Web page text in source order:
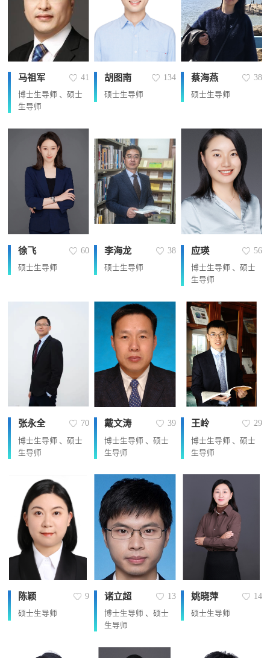
马祖军 41
博士生导师 、硕士
生导师
胡图南 134
硕士生导师
蔡海燕 38
硕士生导师
徐飞 60
硕士生导师
李海龙 38
硕士生导师
应瑛 56
博士生导师 、硕士
生导师
张永全 70
博士生导师 、硕士
生导师
戴文涛 39
博士生导师 、硕士
生导师
王岭 29
博士生导师 、硕士
生导师
陈颖 9
硕士生导师
诸立超 13
博士生导师 、硕士
生导师
姚晓萍 14
硕士生导师